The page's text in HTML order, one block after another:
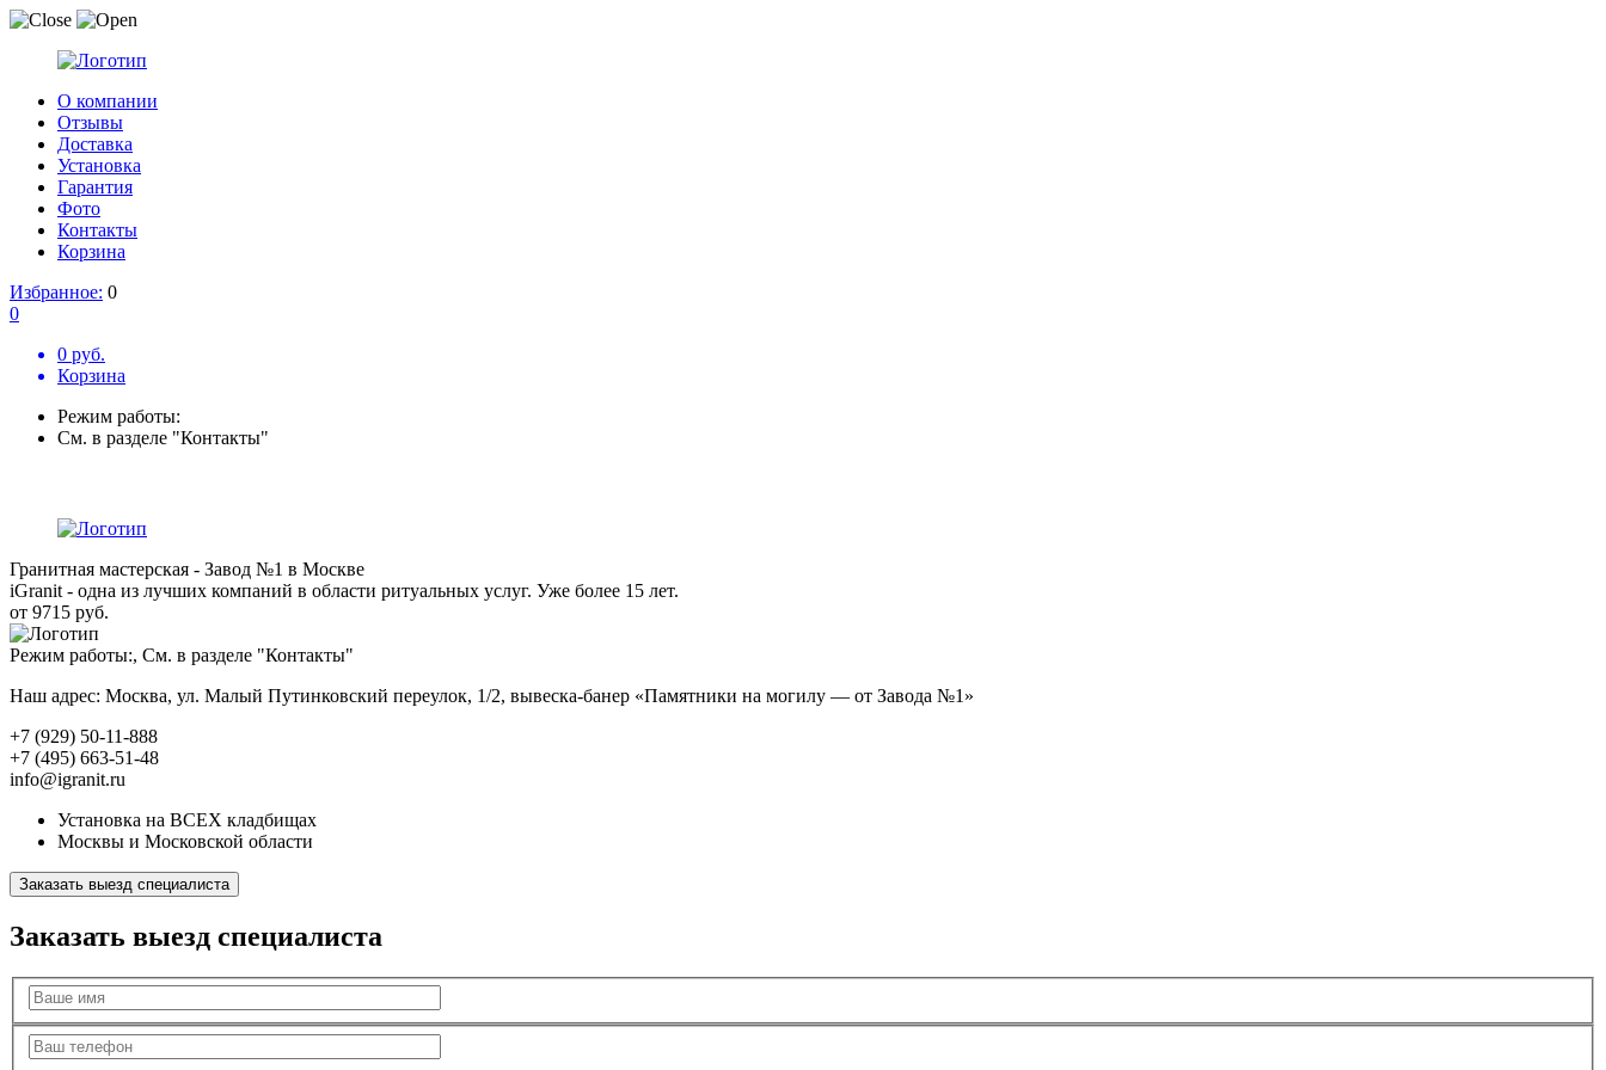
О компании
Отзывы
Доставка
Установка
Гарантия
Фото
Контакты
Корзина
Избранное: 0
0
0 руб.
Корзина
Режим работы:
См. в разделе "Контакты"
Гранитная мастерская - Завод №1 в Москве
iGranit - одна из лучших компаний в области ритуальных услуг. Уже более 15 лет.
от 9715 руб.
Режим работы:, См. в разделе "Контакты"
Наш адрес: Москва, ул. Малый Путинковский переулок, 1/2, вывеска-банер «Памятники на могилу — от Завода №1»
+7 (929) 50-11-888
+7 (495) 663-51-48
info@igranit.ru
Установка на ВСЕХ кладбищах
Москвы и Московской области
Заказать выезд специалиста
Заказать выезд специалиста